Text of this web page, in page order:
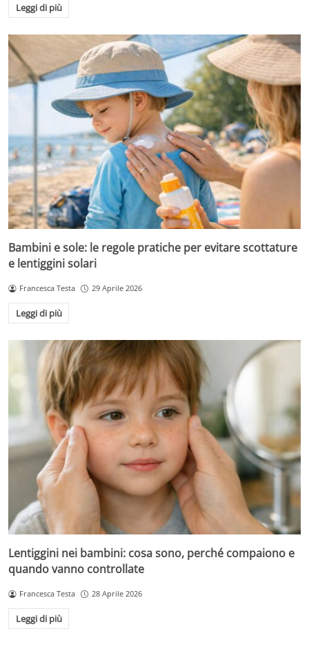
Leggi di più
Bambini e sole: le regole pratiche per evitare scottature
e lentiggini solari
Francesca Testa 29 Aprile 2026
Leggi di più
Lentiggini nei bambini: cosa sono, perché compaiono e
quando vanno controllate
Francesca Testa 28 Aprile 2026
Leggi di più